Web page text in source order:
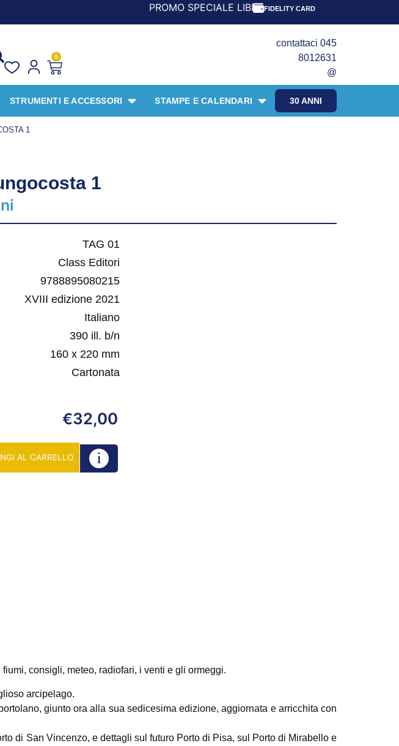
PROMO SPECIALE LIBRI PER I 30 ANNI DEL FRANGENTE! ***
FIDELITY CARD
0
contattaci 045
8012631
@
30 ANNI
STRUMENTI E ACCESSORI STAMPE E CALENDARI
1
1
TAG 01
Class Editori
9788895080215
XVIII edizione 2021
Italiano
390 ill. b/n
160 x 220 mm
Cartonata
€32,00
AL CARRELLO
consigli, meteo, radiofari, i venti e gli ormeggi.
arcipelago.
giunto ora alla sua sedicesima edizione, aggiornata e arricchita con
di San Vincenzo, e dettagli sul futuro Porto di Pisa, sul Porto di Mirabello e